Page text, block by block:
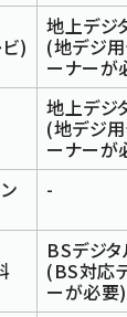
メニューを閉じ
)
地上デジ
(地デジ
ーナーが
地上デジ
(地デジ
ーナーが
-
BSデジタ
(BS対応
ーが必要)